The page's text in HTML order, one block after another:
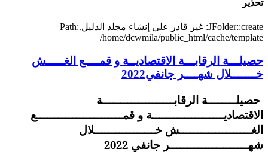
تحذير
JFolder::create: غير قادر على إنشاء مجلد الدليل.Path:
/home/dcwmila/public_html/cache/template
حصيلـــة الرقابـــة الاقتصاديــة و قمــــع الغـــــش
خـــــــلال شهــــر جانفي2022
حصيلــــــــة الرقابــــــــــــــــــــة
الاقتصاديــــــــــــــــــــة و قمــــــــــــــــــــــــع
الغــــــــــــــــــــش خـــــــــــــــــلال
شهــــــــــــــــــــــر جانفي 2022